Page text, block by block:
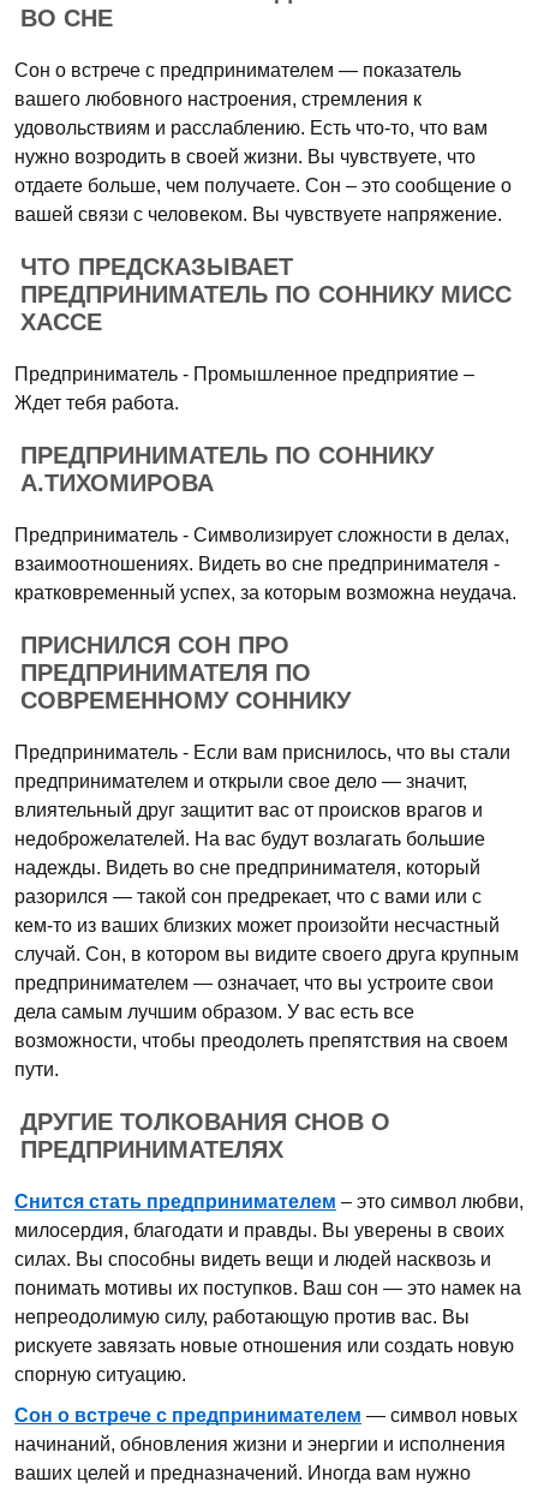
ВО СНЕ
Сон о встрече с предпринимателем — показатель
вашего любовного настроения, стремления к
удовольствиям и расслаблению. Есть что-то, что вам
нужно возродить в своей жизни. Вы чувствуете, что
отдаете больше, чем получаете. Сон – это сообщение о
вашей связи с человеком. Вы чувствуете напряжение.
ЧТО ПРЕДСКАЗЫВАЕТ
ПРЕДПРИНИМАТЕЛЬ ПО СОННИКУ МИСС
ХАССЕ
Предприниматель - Промышленное предприятие –
Ждет тебя работа.
ПРЕДПРИНИМАТЕЛЬ ПО СОННИКУ
А.ТИХОМИРОВА
Предприниматель - Символизирует сложности в делах,
взаимоотношениях. Видеть во сне предпринимателя -
кратковременный успех, за которым возможна неудача.
ПРИСНИЛСЯ СОН ПРО
ПРЕДПРИНИМАТЕЛЯ ПО
СОВРЕМЕННОМУ СОННИКУ
Предприниматель - Если вам приснилось, что вы стали
предпринимателем и открыли свое дело — значит,
влиятельный друг защитит вас от происков врагов и
недоброжелателей. На вас будут возлагать большие
надежды. Видеть во сне предпринимателя, который
разорился — такой сон предрекает, что с вами или с
кем-то из ваших близких может произойти несчастный
случай. Сон, в котором вы видите своего друга крупным
предпринимателем — означает, что вы устроите свои
дела самым лучшим образом. У вас есть все
возможности, чтобы преодолеть препятствия на своем
пути.
ДРУГИЕ ТОЛКОВАНИЯ СНОВ О
ПРЕДПРИНИМАТЕЛЯХ
Снится стать предпринимателем – это символ любви,
милосердия, благодати и правды. Вы уверены в своих
силах. Вы способны видеть вещи и людей насквозь и
понимать мотивы их поступков. Ваш сон — это намек на
непреодолимую силу, работающую против вас. Вы
рискуете завязать новые отношения или создать новую
спорную ситуацию.
Сон о встрече с предпринимателем — символ новых
начинаний, обновления жизни и энергии и исполнения
ваших целей и предназначений. Иногда вам нужно